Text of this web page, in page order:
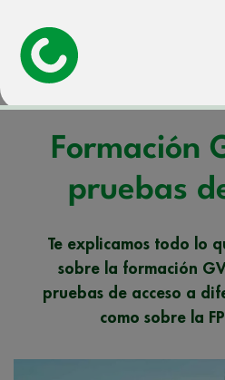
Portada»
Formación
pruebas
Te explicamos todo lo
sobre la formación
pruebas de acceso a
como sobre la